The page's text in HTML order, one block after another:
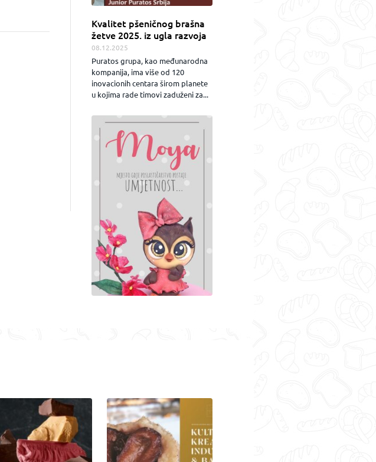
Kvalitet pšeničnog brašna
žetve 2025. iz ugla razvoja
08.12.2025
Puratos grupa, kao međunarodna
kompanija, ima više od 120
inovacionih centara širom planete
u kojima rade timovi zaduženi za...